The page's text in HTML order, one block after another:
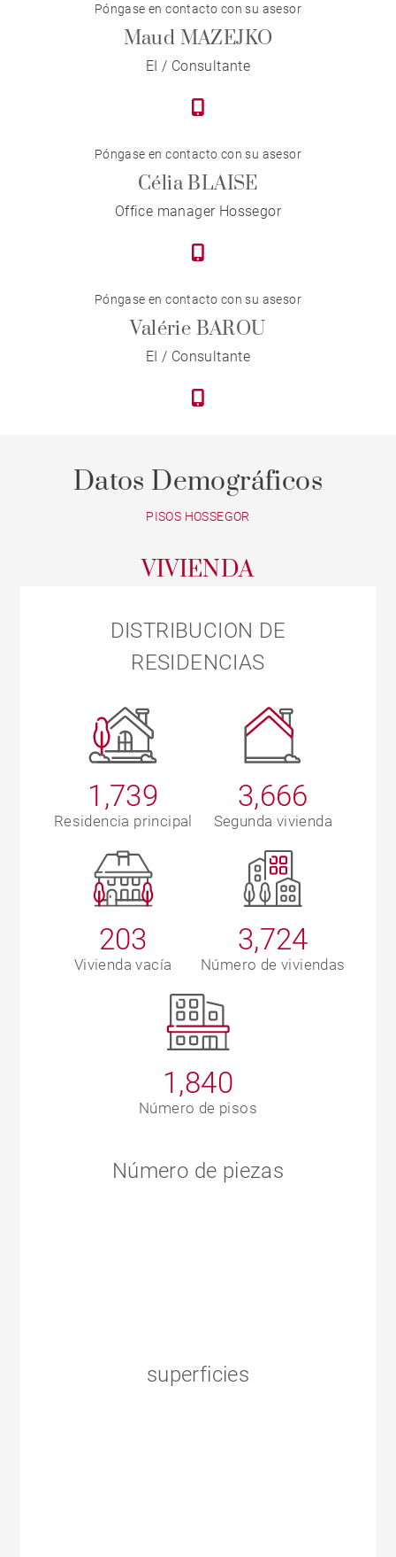
Póngase en contacto con su asesor
Maud MAZEJKO
EI / Consultante
Póngase en contacto con su asesor
Célia BLAISE
Office manager Hossegor
Póngase en contacto con su asesor
Valérie BAROU
EI / Consultante
Datos Demográficos
PISOS HOSSEGOR
VIVIENDA
DISTRIBUCION DE
RESIDENCIAS
1,739
Residencia principal
3,666
Segunda vivienda
203
Vivienda vacía
3,724
Número de viviendas
1,840
Número de pisos
Número de piezas
superficies